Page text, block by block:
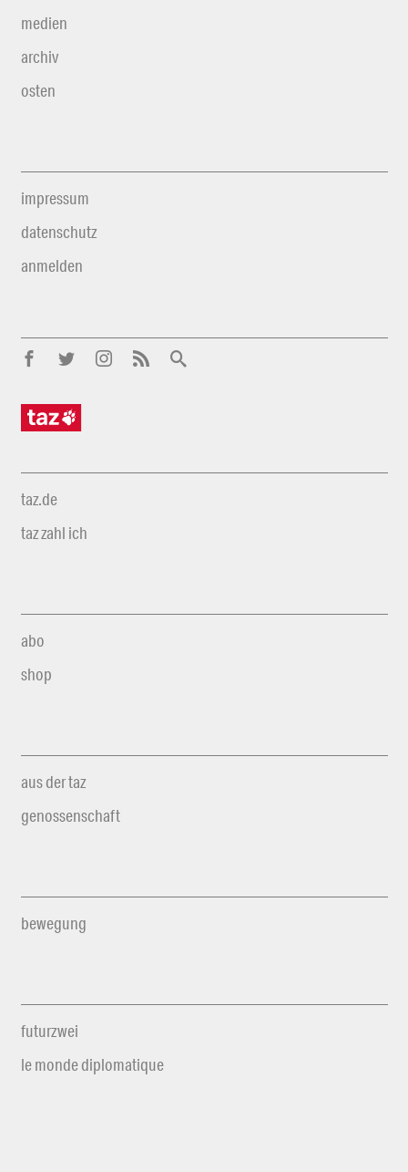
medien
archiv
osten
impressum
datenschutz
anmelden
taz.de
taz zahl ich
abo
shop
aus der taz
genossenschaft
bewegung
futurzwei
le monde diplomatique